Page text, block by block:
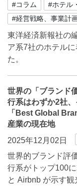
#コラム #ホテル
#経営戦略、事業計
東洋経済新報社の
ア系7社のホテル
た。
世界の「ブランド
行系はわずか2社
「Best Global
産業の現在地
2025年12月02日
世界的ブランド評
行系がトップ100
と Airbnb が示す観